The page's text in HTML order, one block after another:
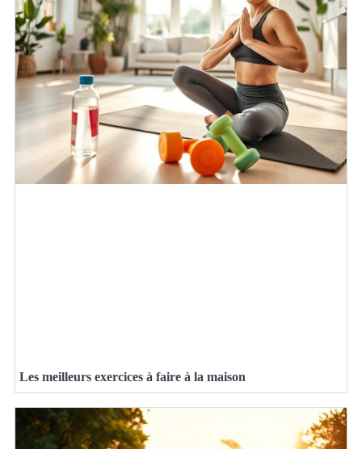
Les meilleurs exercices à faire à la maison